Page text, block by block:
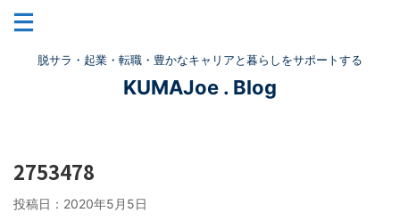
脱サラ・起業・転職・豊かなキャリアと暮らしをサポートする
KUMAJoe . Blog
2753478
投稿日： 2020年5月5日